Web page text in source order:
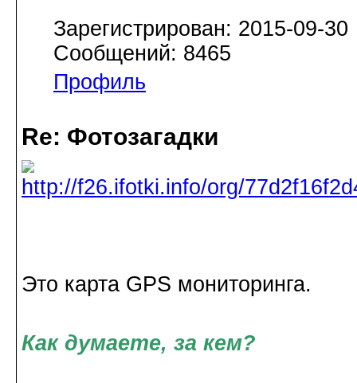
Зарегистрирован: 2015-09-30
Сообщений: 8465
Профиль
Re: Фотозагадки
Это карта GPS мониторинга.
Как думаете, за кем?